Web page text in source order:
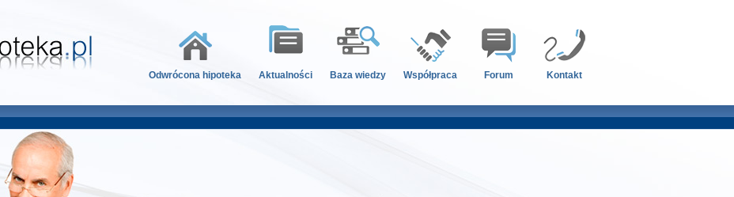
Odwrócona hipoteka Aktualności Baza wiedzy Współpraca Forum Kontakt